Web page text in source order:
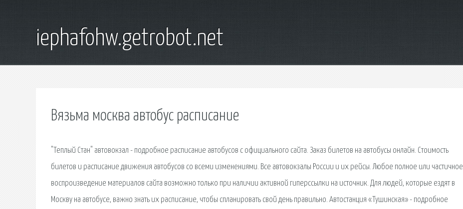
iephafohw.getrobot.net
Вязьма москва автобус расписание
"Теплый Стан" автовокзал - подробное расписание автобусов с официального сайта. Заказ билетов на автобусы онлайн. Стоимость
билетов и расписание движения автобусов со всеми изменениями. Все автовокзалы России и их рейсы. Любое полное или частичное
воспроизведение материалов сайта возможно только при наличии активной гиперссылки на источник. Для людей, которые ездят в
Москву на автобусе, важно знать их расписание, чтобы спланировать свой день правильно. Автостанция «Тушинская» - подробное